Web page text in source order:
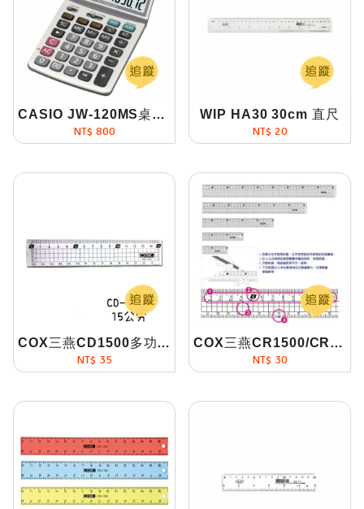
CASIO JW-120MS桌上型計算機太陽能稅率12位
NT$ 800
WIP HA30 30cm 直尺
NT$ 20
COX三燕CD1500多功能方眼切割尺
NT$ 35
COX三燕CR1500/CR2000/CR3000/CR4000/CR5000塑...
NT$ 30